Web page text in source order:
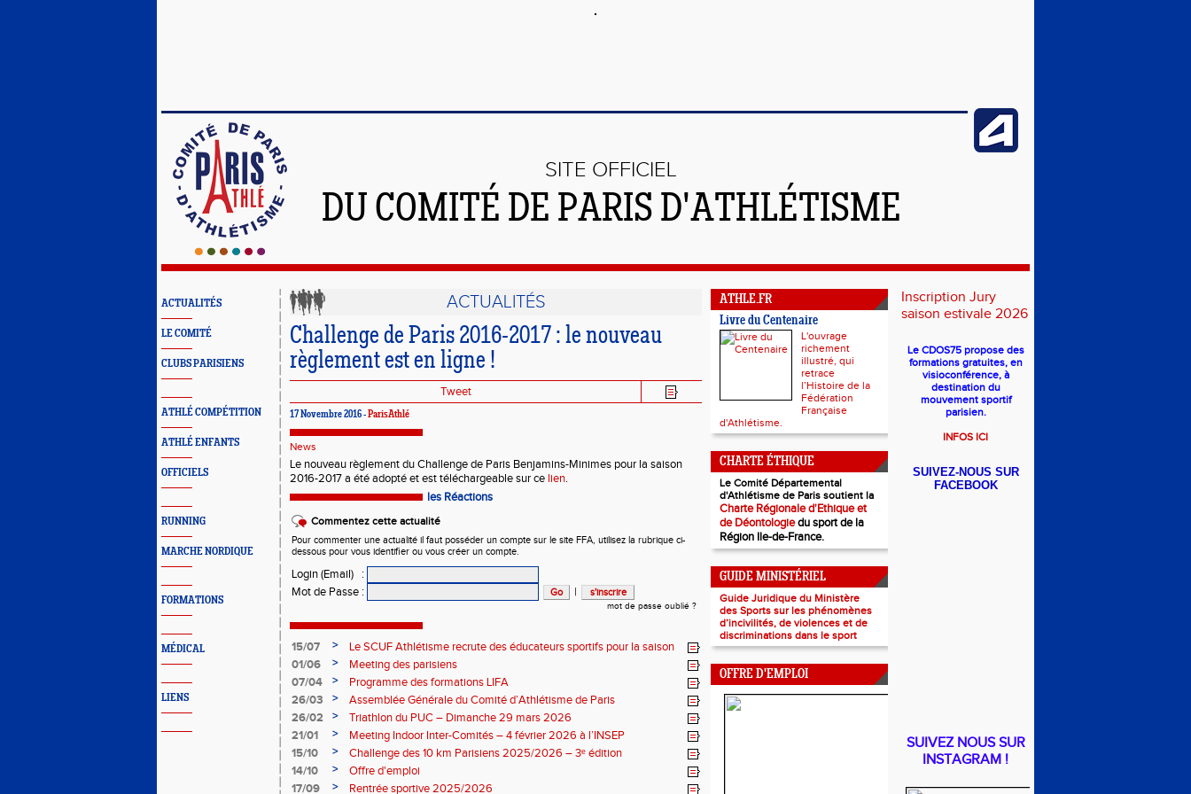
SITE OFFICIEL
DU COMITÉ DE PARIS D'ATHLÉTISME
ACTUALITÉS
LE COMITÉ
CLUBS PARISIENS
ATHLÉ COMPÉTITION
ATHLÉ ENFANTS
OFFICIELS
RUNNING
MARCHE NORDIQUE
FORMATIONS
MÉDICAL
LIENS
ACTUALITÉS
Challenge de Paris 2016-2017 : le nouveau
règlement est en ligne !
Tweet
17 Novembre 2016 -ParisAthlé
News
Le nouveau règlement du Challenge de Paris Benjamins-Minimes pour la saison
2016-2017 a été adopté et est téléchargeable sur ce lien.
les Réactions
Commentez cette actualité
Pour commenter une actualité il faut posséder un compte sur le site FFA, utilisez la rubrique ci-
dessous pour vous identifier ou vous créer un compte.
Login (Email)
:
Mot de Passe : |
mot de passe oublié ?
15/07 >
Le SCUF Athlétisme recrute des éducateurs sportifs pour la saison
2026-2027 !
01/06 >
Meeting des parisiens
07/04
>
Programme des formations LIFA
26/03
>
Assemblée Générale du Comité d’Athlétisme de Paris
26/02
>
Triathlon du PUC – Dimanche 29 mars 2026
21/01
>
Meeting Indoor Inter-Comités – 4 février 2026 à l’INSEP
15/10
>
Challenge des 10 km Parisiens 2025/2026 – 3ᵉ édition
14/10
>
Offre d'emploi
17/09
>
Rentrée sportive 2025/2026
ATHLE.FR
Livre du Centenaire
L'ouvrage
richement
illustré, qui
retrace
l’Histoire de la
Fédération
Française
d'Athlétisme.
CHARTE ÉTHIQUE
Le Comité Départemental
d'Athlétisme de Paris soutient la
Charte Régionale d'Ethique et
de Déontologiedu sport de la
Région Ile-de-France.
GUIDE MINISTÉRIEL
Guide Juridique du Ministère
des Sports sur les phénomènes
d’incivilités, de violences et de
discriminations dans le sport
OFFRE D'EMPLOI
Inscription Jury
saison estivale 2026
Le CDOS75 propose des
formations gratuites, en
visioconférence, à
destination du
mouvement sportif
parisien.
INFOS ICI
SUIVEZ-NOUS SUR
FACEBOOK
SUIVEZ NOUS SUR
INSTAGRAM !